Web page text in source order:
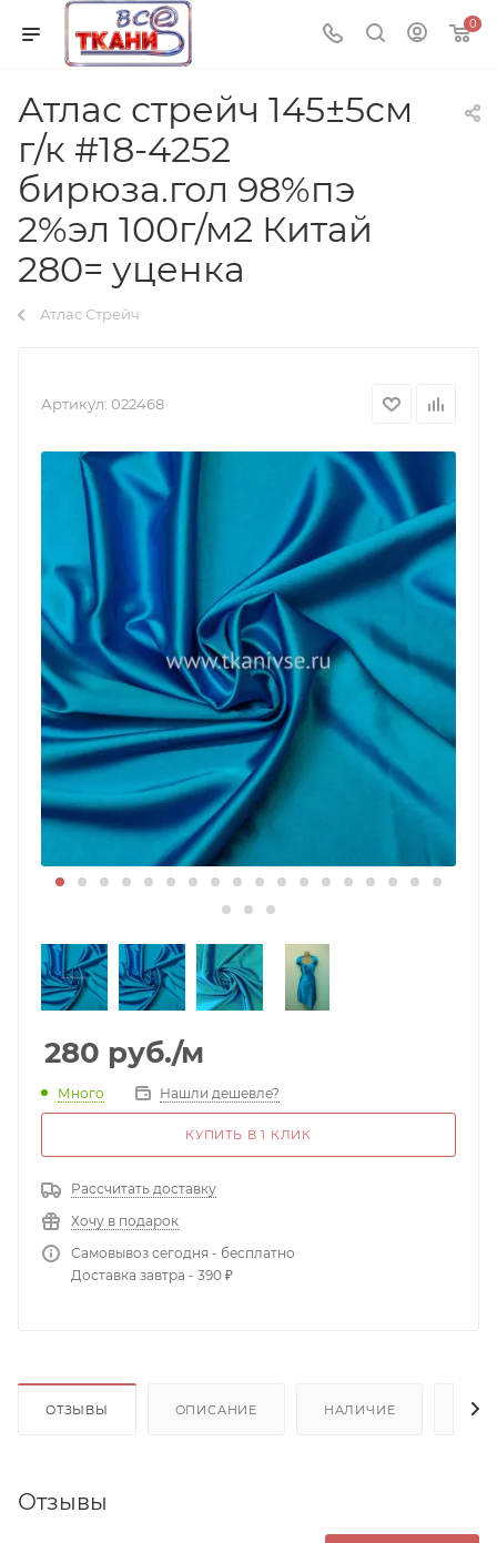
0
Атлас стрейч 145±5см
г/к #18-4252
бирюза.гол 98%пэ
2%эл 100г/м2 Китай
280= уценка
Атлас Стрейч
Артикул: 022468
280 руб./м
Много Нашли дешевле?
КУПИТЬ В 1 КЛИК
Рассчитать доставку
Хочу в подарок
Самовывоз сегодня - бесплатно
Доставка завтра - 390 ₽
ОТЗЫВЫ ОПИСАНИЕ НАЛИЧИЕ
Отзывы